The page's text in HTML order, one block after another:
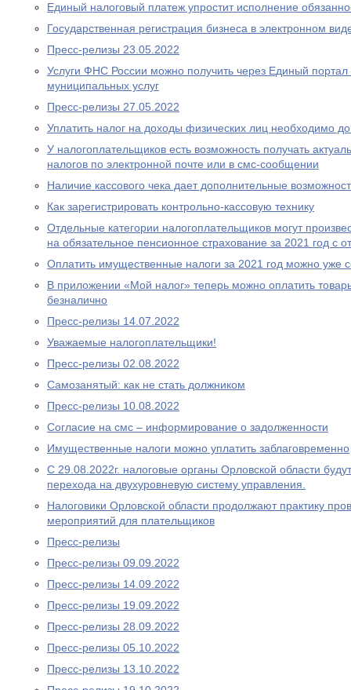
Единый налоговый платеж упростит исполнение
Государственная регистрация бизнеса в электронном
Пресс-релизы 23.05.2022
Услуги ФНС России можно получить через Единый портал
муниципальных услуг
Пресс-релизы 27.05.2022
Уплатить налог на доходы физических лиц необходимо
У налогоплательщиков есть возможность получать
налогов по электронной почте или в смс-сообщении
Наличие кассового чека дает дополнительные
Как зарегистрировать контрольно-кассовую технику
Отдельные категории налогоплательщиков могут
на обязательное пенсионное страхование за 2021 год с
Оплатить имущественные налоги за 2021 год можно уже
В приложении «Мой налог» теперь можно оплатить
безналично
Пресс-релизы 14.07.2022
Уважаемые налогоплательщики!
Пресс-релизы 02.08.2022
Самозанятый: как не стать должником
Пресс-релизы 10.08.2022
Согласие на смс – информирование о задолженности
Имущественные налоги можно уплатить заблаговременно
С 29.08.2022г. налоговые органы Орловской области
перехода на двухуровневую систему управления.
Налоговики Орловской области продолжают практику
мероприятий для плательщиков
Пресс-релизы
Пресс-релизы 09.09.2022
Пресс-релизы 14.09.2022
Пресс-релизы 19.09.2022
Пресс-релизы 28.09.2022
Пресс-релизы 05.10.2022
Пресс-релизы 13.10.2022